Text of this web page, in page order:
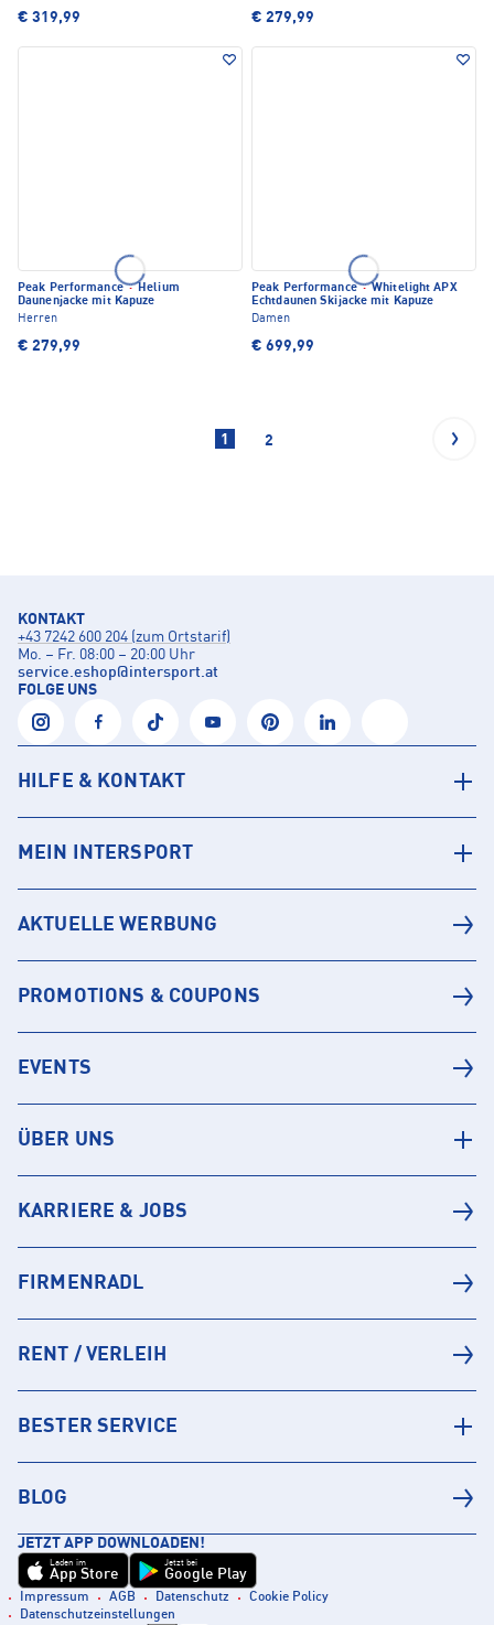
€ 319,99 € 279,99
Peak Performance·Helium
Daunenjacke mit Kapuze
Herren
€ 279,99
Peak Performance·Whitelight APX
Echtdaunen Skijacke mit Kapuze
Damen
€ 699,99
1 2
KONTAKT
+43 7242 600 204 (zum Ortstarif)
Mo. – Fr. 08:00 – 20:00 Uhr
service.eshop@intersport.at
FOLGE UNS
HILFE & KONTAKT
MEIN INTERSPORT
AKTUELLE WERBUNG
PROMOTIONS & COUPONS
EVENTS
ÜBER UNS
KARRIERE & JOBS
FIRMENRADL
RENT / VERLEIH
BESTER SERVICE
BLOG
JETZT APP DOWNLOADEN!
Laden im
App Store
Jetzt bei
Google Play
Impressum AGB Datenschutz
Cookie Policy
Datenschutzeinstellungen